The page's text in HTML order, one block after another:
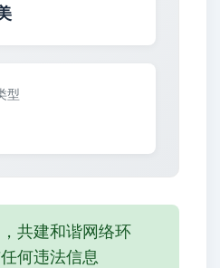
型
共建和谐网络环
何违法信息